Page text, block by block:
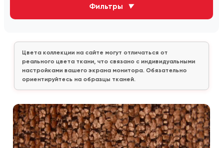
Фильтры ▼
Цвета коллекции на сайте могут отличаться от
реального цвета ткани, что связано с индивидуальными
настройками вашего экрана монитора. Обязательно
ориентируйтесь на образцы тканей.